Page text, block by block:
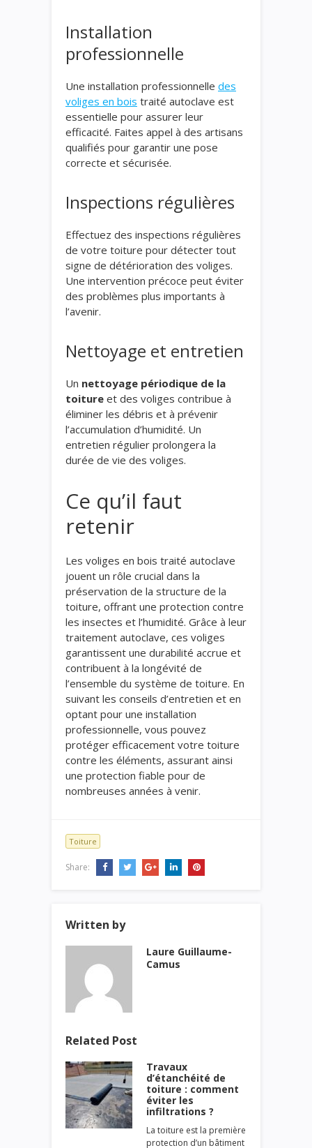
Installation
professionnelle
Une installation professionnelle des
voliges en bois traité autoclave est
essentielle pour assurer leur
efficacité. Faites appel à des artisans
qualifiés pour garantir une pose
correcte et sécurisée.
Inspections régulières
Effectuez des inspections régulières
de votre toiture pour détecter tout
signe de détérioration des voliges.
Une intervention précoce peut éviter
des problèmes plus importants à
l’avenir.
Nettoyage et entretien
Un nettoyage périodique de la
toiture et des voliges contribue à
éliminer les débris et à prévenir
l’accumulation d’humidité. Un
entretien régulier prolongera la
durée de vie des voliges.
Ce qu’il faut
retenir
Les voliges en bois traité autoclave
jouent un rôle crucial dans la
préservation de la structure de la
toiture, offrant une protection contre
les insectes et l’humidité. Grâce à leur
traitement autoclave, ces voliges
garantissent une durabilité accrue et
contribuent à la longévité de
l’ensemble du système de toiture. En
suivant les conseils d’entretien et en
optant pour une installation
professionnelle, vous pouvez
protéger efficacement votre toiture
contre les éléments, assurant ainsi
une protection fiable pour de
nombreuses années à venir.
Toiture
Share:
Written by
Laure Guillaume-
Camus
Related Post
Travaux
d’étanchéité de
toiture : comment
éviter les
infiltrations ?
La toiture est la première
protection d’un bâtiment